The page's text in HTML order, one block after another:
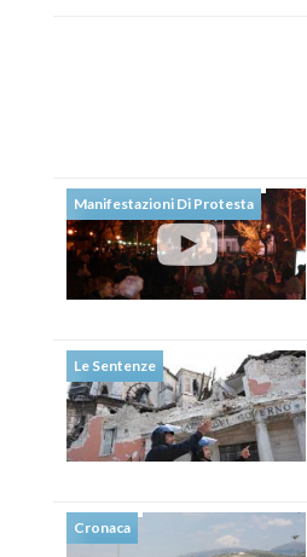
Manifestazioni Di Protesta
Le Sentenze
Cronaca